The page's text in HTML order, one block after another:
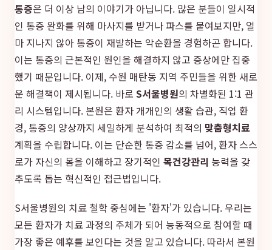
통증은 더 이상 남의 이야기가 아닙니다. 많은 분들이 일시적
인 통증 완화를 위해 마사지를 받거나 파스를 붙여보지만, 얼
마 지나지 않아 통증이 재발하는 악순환을 경험하곤 합니다.
이는 통증의 근본적인 원인을 해결하지 않고 증상에만 집중
했기 때문입니다. 이제, 수원 매탄동 지역 주민들을 위한 새로
운 해결책이 제시됩니다. 바로 S서울병원의 차별화된 1:1 관
리 시스템입니다. 본원은 환자 개개인의 생활 습관, 직업 환
경, 통증의 양상까지 세밀하게 분석하여 최적의 맞춤형치료
계획을 수립합니다. 이는 단순한 통증 감소를 넘어, 환자 스스
로가 자신의 몸을 이해하고 장기적인 목건강관리 능력을 갖
추도록 돕는 혁신적인 접근법입니다.
S서울병원의 치료 철학 중심에는 '환자'가 있습니다. 우리는
모든 환자가 치료 과정의 주체가 되어 능동적으로 참여할 때
가장 좋은 예후를 보인다는 것을 알고 있습니다. 따라서 본원